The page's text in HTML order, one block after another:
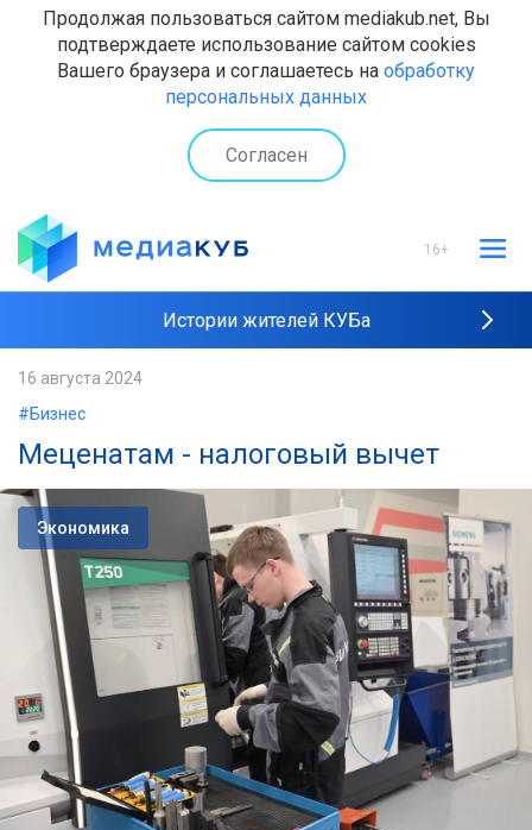
Продолжая пользоваться сайтом mediakub.net, Вы
подтверждаете использование сайтом cookies
Вашего браузера и соглашаетесь на обработку
персональных данных
Согласен
16+
Истории жителей КУБа
16 августа 2024
#Бизнес
Меценатам - налоговый вычет
Экономика